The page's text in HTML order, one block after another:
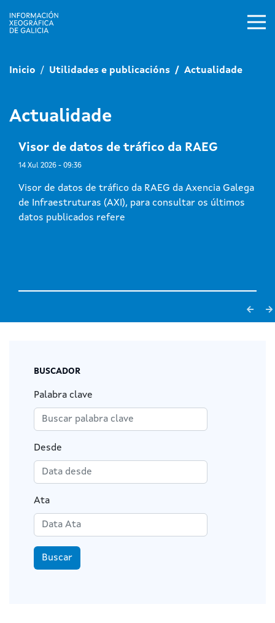
Inicio Utilidades e publicacións Actualidade
Visor de datos de tráfico da RAEG
14 Xul 2026 - 09:36
Visor de datos de tráfico da RAEG da Axencia Galega
de Infraestruturas (AXI), para consultar os últimos
datos publicados refere
Actualidade
BUSCADOR
Palabra clave
Desde
Ata
Buscar